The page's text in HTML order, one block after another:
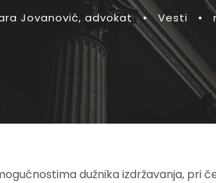
Jovanović, advokat • Vesti •
dužnika izdržavanja, pri